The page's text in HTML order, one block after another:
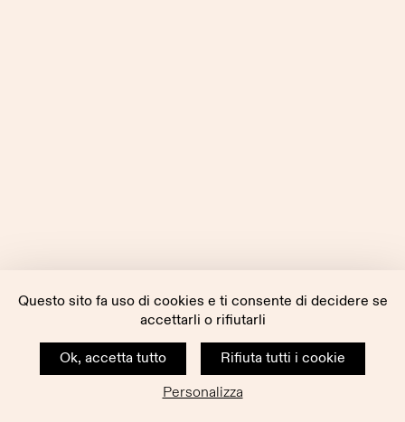
Questo sito fa uso di cookies e ti consente di decidere se
accettarli o rifiutarli
Ok, accetta tutto
Rifiuta tutti i cookie
Personalizza